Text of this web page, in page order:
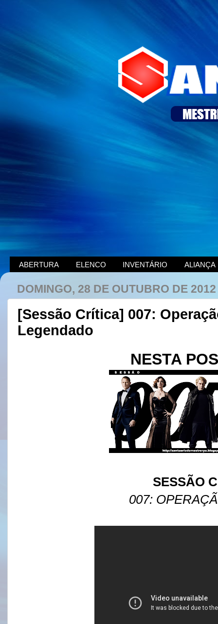
ABERTURA ELENCO INVENTÁRIO ALIANÇA
DOMINGO, 28 DE OUTUBRO DE 2012
[Sessão Crítica] 007:
Legendado
NESTA
SESSÃO
007: